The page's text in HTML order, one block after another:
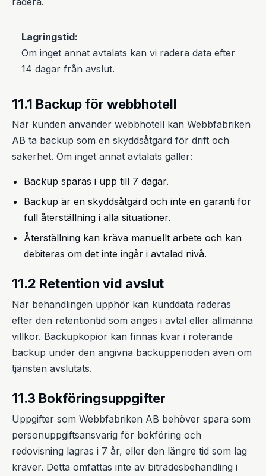
Lagringstid:
Om inget annat avtalats kan vi radera data efter
14 dagar från avslut.
11.1 Backup för webbhotell
När kunden använder webbhotell kan Webbfabriken
AB ta backup som en skyddsåtgärd för drift och
säkerhet. Om inget annat avtalats gäller:
Backup sparas i upp till 7 dagar.
Backup är en skyddsåtgärd och inte en garanti för
full återställning i alla situationer.
Återställning kan kräva manuellt arbete och kan
debiteras om det inte ingår i avtalad nivå.
11.2 Retention vid avslut
När behandlingen upphör kan kunddata raderas
efter den retentiontid som anges i avtal eller allmänna
villkor. Backupkopior kan finnas kvar i roterande
backup under den angivna backupperioden även om
tjänsten avslutats.
11.3 Bokföringsuppgifter
Uppgifter som Webbfabriken AB behöver spara som
personuppgiftsansvarig för bokföring och
redovisning lagras i 7 år, eller den längre tid som lag
kräver. Detta omfattas inte av biträdesbehandling i